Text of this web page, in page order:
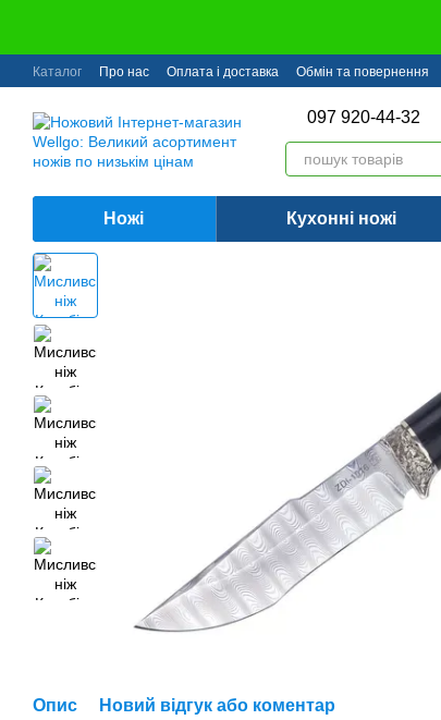
Каталог Про нас Оплата і доставка Обмін та повернення
097 920-44-32
Ножі Кухонні ножі
Опис Новий відгук або коментар